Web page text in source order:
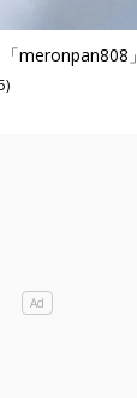
meronpan808」